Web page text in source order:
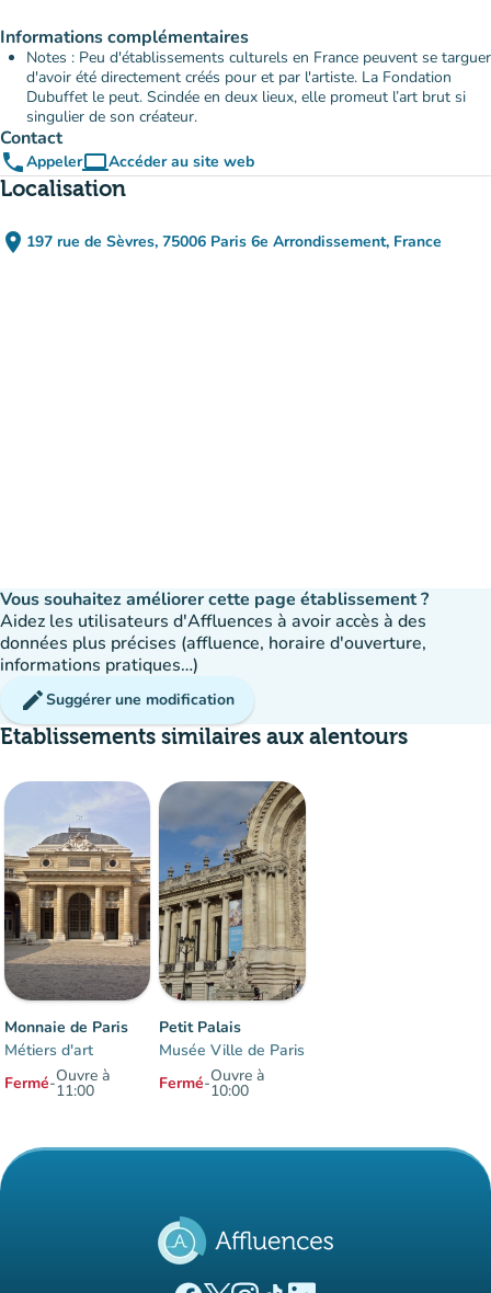
Informations complémentaires
Notes : Peu d'établissements culturels en France peuvent se targuer
d'avoir été directement créés pour et par l'artiste. La Fondation
Dubuffet le peut. Scindée en deux lieux, elle promeut l’art brut si
singulier de son créateur.
Contact
phoneAppelercomputerAccéder au site web
(nouvel onglet)
Localisation
place 197 rue de Sèvres, 75006 Paris 6e Arrondissement, France
(ouvrir dans Google Maps)
(nouvel onglet)
Vous souhaitez améliorer cette page établissement ?
Aidez les utilisateurs d'Affluences à avoir accès à des
données plus précises (affluence, horaire d'ouverture,
informations pratiques…)
editSuggérer une modification
Etablissements similaires aux alentours
Monnaie de Paris
Métiers d'art
Fermé-Ouvre à
11:00
Petit Palais
Musée Ville de Paris
Fermé-Ouvre à
10:00